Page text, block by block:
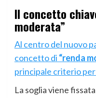
Il concetto
moderata”
Al centro del nuovo
concetto di “renda
principale criterio
La soglia viene